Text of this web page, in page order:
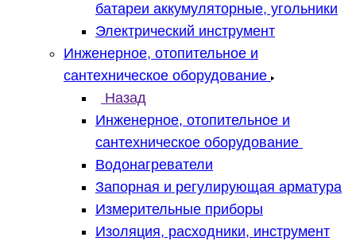
батареи аккумуляторные, угольники
Электрический инструмент
Инженерное, отопительное и
сантехническое оборудование
Назад
Инженерное, отопительное и
сантехническое оборудование
Водонагреватели
Запорная и регулирующая арматура
Измерительные приборы
Изоляция, расходники, инструмент